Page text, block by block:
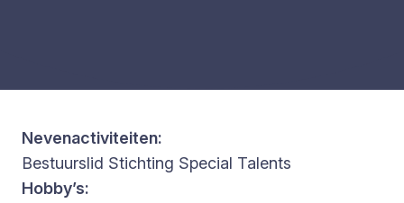
Nevenactiviteiten:
Bestuurslid Stichting Special Talents
Hobby’s: